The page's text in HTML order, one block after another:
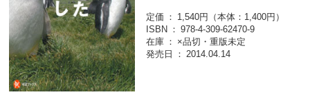
定価
1,540円（本体：1,400円）
ISBN
978-4-309-62470-9
在庫
×品切・重版未定
発売日
2014.04.14